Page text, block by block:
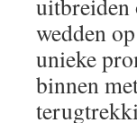
wedden
unieke
binnen